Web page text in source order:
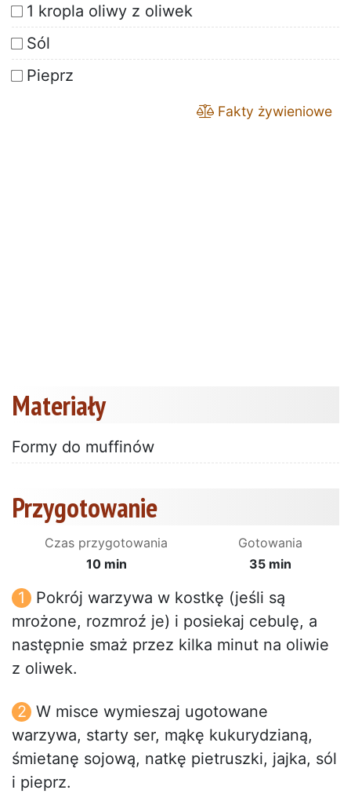
1 kropla oliwy z oliwek
Sól
Pieprz
Fakty żywieniowe
Materiały
Formy do muffinów
Przygotowanie
Czas przygotowania
10 min
Gotowania
35 min
Pokrój warzywa w kostkę (jeśli są
mrożone, rozmroź je) i posiekaj cebulę, a
następnie smaż przez kilka minut na oliwie
z oliwek.
W misce wymieszaj ugotowane
warzywa, starty ser, mąkę kukurydzianą,
śmietanę sojową, natkę pietruszki, jajka, sól
i pieprz.